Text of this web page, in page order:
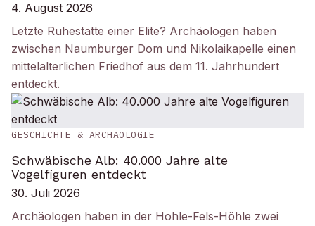
4. August 2026
Letzte Ruhestätte einer Elite? Archäologen haben
zwischen Naumburger Dom und Nikolaikapelle einen
mittelalterlichen Friedhof aus dem 11. Jahrhundert
entdeckt.
GESCHICHTE & ARCHÄOLOGIE
Schwäbische Alb: 40.000 Jahre alte
Vogelfiguren entdeckt
30. Juli 2026
Archäologen haben in der Hohle-Fels-Höhle zwei